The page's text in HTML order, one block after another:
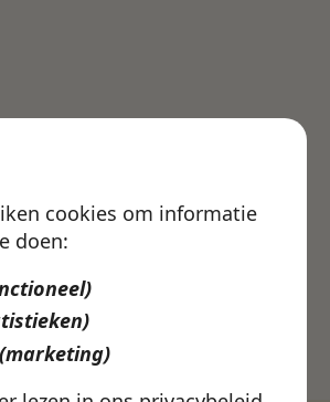
cookies om informatie
doen:
(marketing)